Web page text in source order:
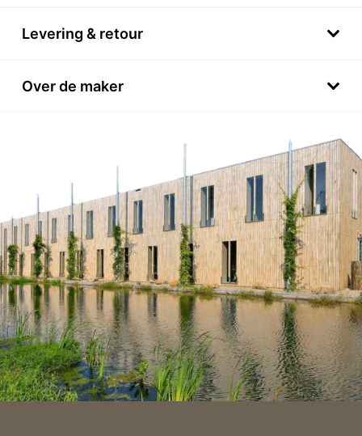
Levering & retour
Over de maker